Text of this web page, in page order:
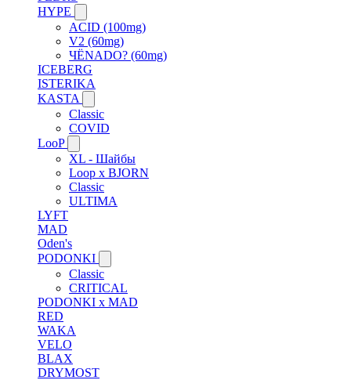
HYPE
ACID (100mg)
V2 (60mg)
ЧЁNADO? (60mg)
ICEBERG
ISTERIKA
KASTA
Classic
COVID
LooP
XL - Шайбы
Loop x BJORN
Classic
ULTIMA
LYFT
MAD
Oden's
PODONKI
Classic
CRITICAL
PODONKI x MAD
RED
WAKA
VELO
BLAX
DRYMOST